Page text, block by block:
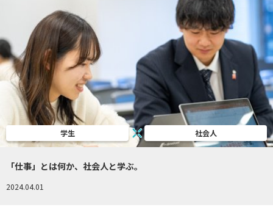
学生 社会人
「仕事」とは何か、社会人と学ぶ。
2024.04.01